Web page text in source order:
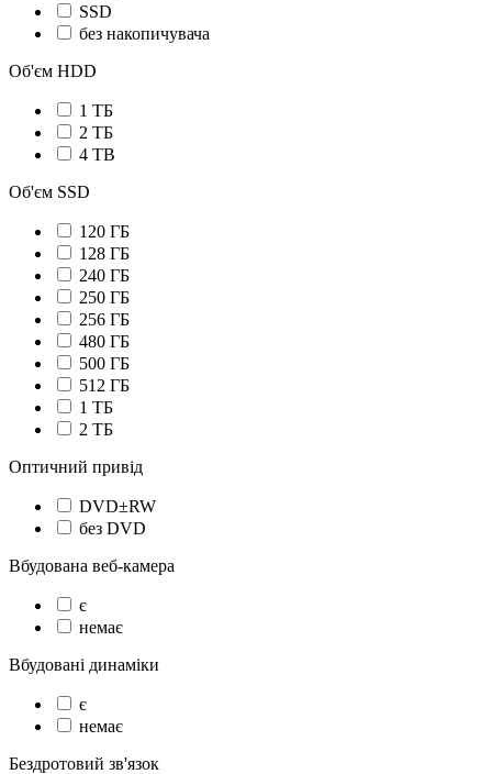
SSD
без накопичувача
Об'єм HDD
1 ТБ
2 ТБ
4 TB
Об'єм SSD
120 ГБ
128 ГБ
240 ГБ
250 ГБ
256 ГБ
480 ГБ
500 ГБ
512 ГБ
1 TБ
2 TБ
Оптичний привід
DVD±RW
без DVD
Вбудована веб-камера
є
немає
Вбудовані динаміки
є
немає
Бездротовий зв'язок